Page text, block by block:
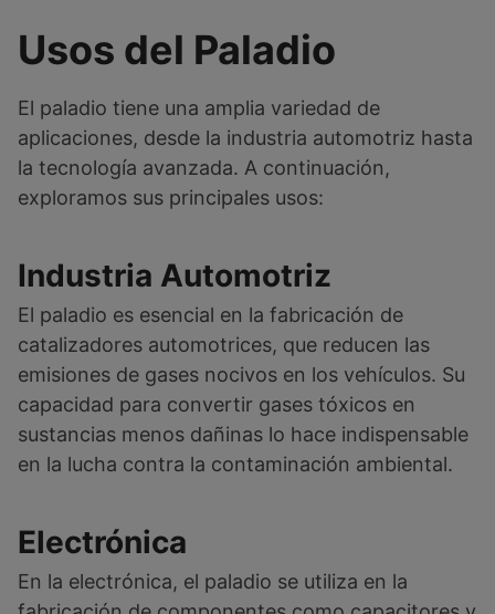
Usos del Paladio
El paladio tiene una amplia variedad de
aplicaciones, desde la industria automotriz hasta
la tecnología avanzada. A continuación,
exploramos sus principales usos:
Industria Automotriz
El paladio es esencial en la fabricación de
catalizadores automotrices, que reducen las
emisiones de gases nocivos en los vehículos. Su
capacidad para convertir gases tóxicos en
sustancias menos dañinas lo hace indispensable
en la lucha contra la contaminación ambiental.
Electrónica
En la electrónica, el paladio se utiliza en la